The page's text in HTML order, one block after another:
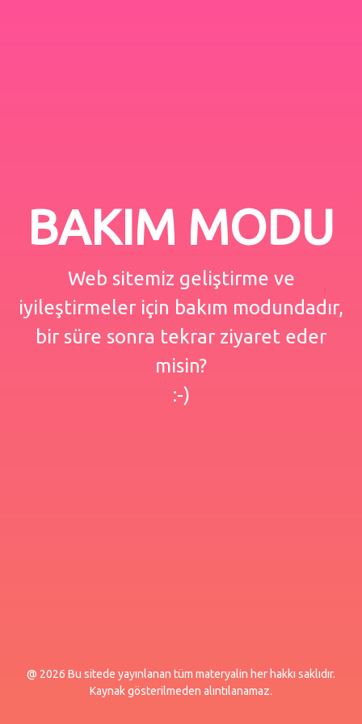
BAKIM MODU
Web sitemiz geliştirme ve
iyileştirmeler için bakım modundadır,
bir süre sonra tekrar ziyaret eder
misin?
:-)
@ 2026 Bu sitede yayınlanan tüm materyalin her hakkı saklıdır.
Kaynak gösterilmeden alıntılanamaz.